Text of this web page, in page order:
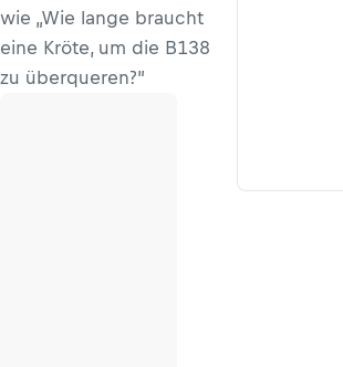
wie „Wie lange braucht
eine Kröte, um die B138
zu überqueren?”